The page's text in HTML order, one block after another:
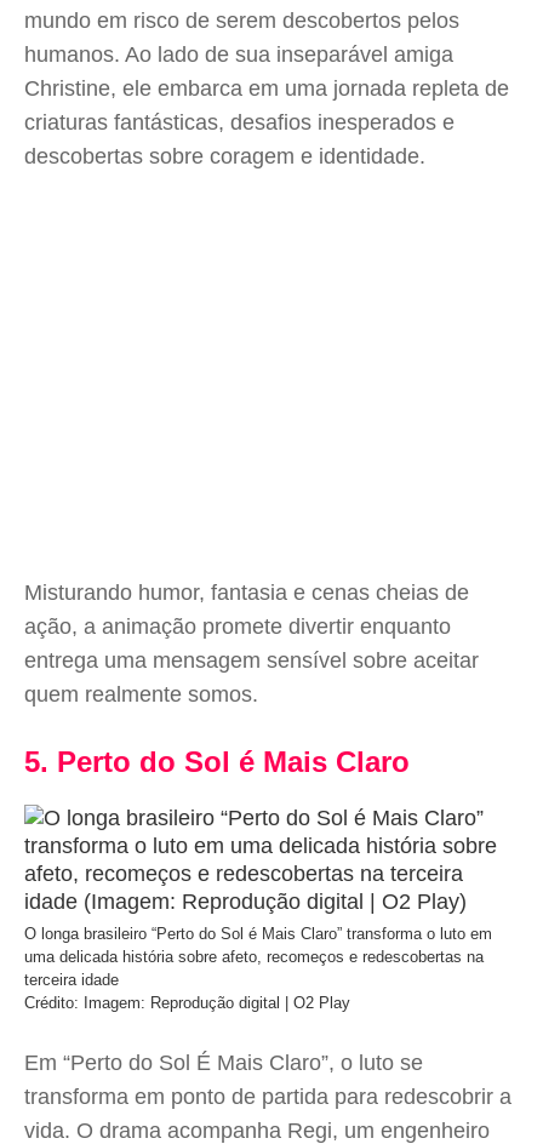
mundo em risco de serem descobertos pelos
humanos. Ao lado de sua inseparável amiga
Christine, ele embarca em uma jornada repleta de
criaturas fantásticas, desafios inesperados e
descobertas sobre coragem e identidade.
Misturando humor, fantasia e cenas cheias de
ação, a animação promete divertir enquanto
entrega uma mensagem sensível sobre aceitar
quem realmente somos.
5. Perto do Sol é Mais Claro
O longa brasileiro “Perto do Sol é Mais Claro” transforma o luto em
uma delicada história sobre afeto, recomeços e redescobertas na
terceira idade
Crédito: Imagem: Reprodução digital | O2 Play
Em “Perto do Sol É Mais Claro”, o luto se
transforma em ponto de partida para redescobrir a
vida. O drama acompanha Regi, um engenheiro